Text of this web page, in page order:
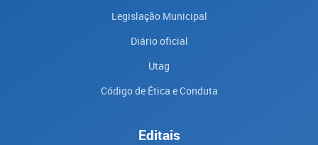
Legislação Municipal
Diário oficial
Utag
Código de Ética e Conduta
Editais